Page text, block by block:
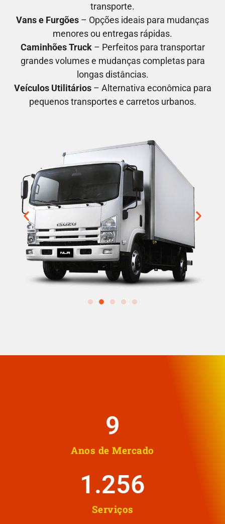
transporte.
Vans e Furgões – Opções ideais para mudanças
menores ou entregas rápidas.
Caminhões Truck– Perfeitos para transportar
grandes volumes e mudanças completas para
longas distâncias.
Veículos Utilitários– Alternativa econômica para
pequenos transportes e carretos urbanos.
Anos de Mercado
10
Serviços
1.258